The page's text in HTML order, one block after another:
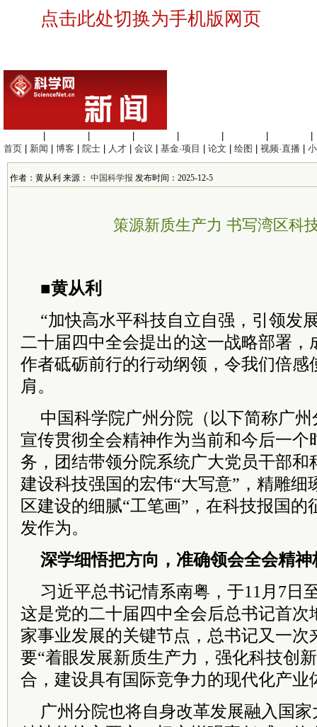
点击此处切换为手机版网页
首页
新闻 博客 院士 人才 会议 基金·项目 论文 绘图 视频·直播
作者：黄从利 来源： 中国科学报 发布时间：2025-12-5
策源新质生产力 书写湾区科
■黄从利
“加快高水平科技自立自强，引领发
二十届四中全会提出的这一战略部署，
作者砥砺前行的行动纲领，令我们倍感
肩。
中国科学院广州分院（以下简称广
宣传贯彻全会精神作为当前和今后一个
务，团结带领分院系统广大党员干部和
建设科技强国的宏伟“大写意”，精雕细
区建设的细腻“工笔画”，在科技报国的
发作为。
深学细悟把方向，准确领会全会精神
习近平总书记情系南粤，于11月7日
这是党的二十届四中全会后总书记首次
家事业发展的关键节点，总书记又一次
要“着眼发展新质生产力，强化科技创
合，建设具有国际竞争力的现代化产业
广州分院也将自身改革发展融入国